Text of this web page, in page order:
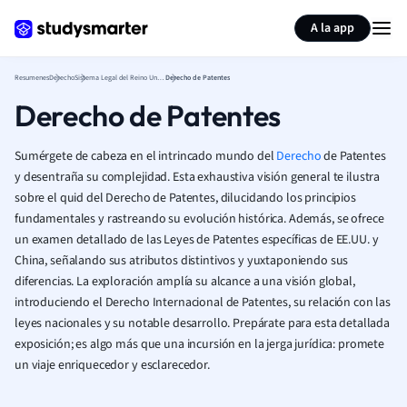
A la app
ResumenesDerecho Sistema Legal del Reino UnidoDerecho de Patentes
Derecho de Patentes
Sumérgete de cabeza en el intrincado mundo del Derechode Patentes
y desentraña su complejidad. Esta exhaustiva visión general te ilustra
sobre el quid del Derecho de Patentes, dilucidando los principios
fundamentales y rastreando su evolución histórica. Además, se ofrece
un examen detallado de las Leyes de Patentes específicas de EE.UU. y
China, señalando sus atributos distintivos y yuxtaponiendo sus
diferencias. La exploración amplía su alcance a una visión global,
introduciendo el Derecho Internacional de Patentes, su relación con las
leyes nacionales y su notable desarrollo. Prepárate para esta detallada
exposición; es algo más que una incursión en la jerga jurídica: promete
un viaje enriquecedor y esclarecedor.
Resumir página